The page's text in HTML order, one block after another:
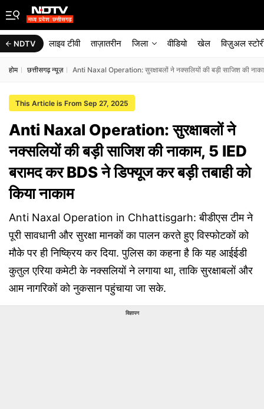
NDTV लाइव टीवी ताज़ातरीन जिला वीडियो खेल विज़ुअल
होम छत्तीसगढ़ न्यूज़ Anti Naxal Operation: सुरक्षाबलों ने नक्सलियों की बड़ी साजिश की
This Article is From Sep 27, 2025
Anti Naxal Operation: सुरक्षाबलों ने
नक्सलियों की बड़ी साजिश की नाकाम, 5 IED
बरामद कर BDS ने डिफ्यूज कर बड़ी तबाही को
किया नाकाम
Anti Naxal Operation in Chhattisgarh: बीडीएस टीम ने
पूरी सावधानी और सुरक्षा मानकों का पालन करते हुए विस्फोटकों को
मौके पर ही निष्क्रिय कर दिया. पुलिस का कहना है कि यह आईईडी
कुतुल एरिया कमेटी के नक्सलियों ने लगाया था, ताकि सुरक्षाबलों और
आम नागरिकों को नुकसान पहुंचाया जा सके.
विज्ञापन